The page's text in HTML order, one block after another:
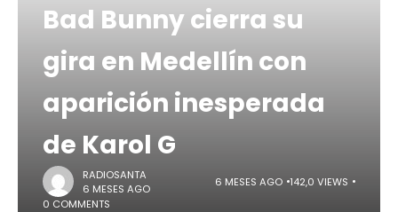
Bad Bunny cierra su
gira en Medellín con
aparición inesperada
de Karol G
RADIOSANTA
6 MESES AGO
6 MESES AGO 142,0 VIEWS
0 COMMENTS